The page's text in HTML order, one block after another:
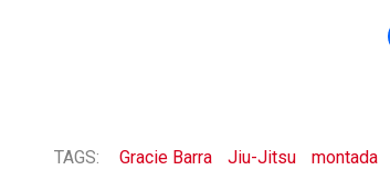
TAGS: Gracie Barra Jiu-Jitsu montada